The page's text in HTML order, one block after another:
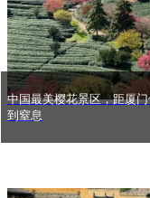
中国最美樱花景区，距厦
到窒息